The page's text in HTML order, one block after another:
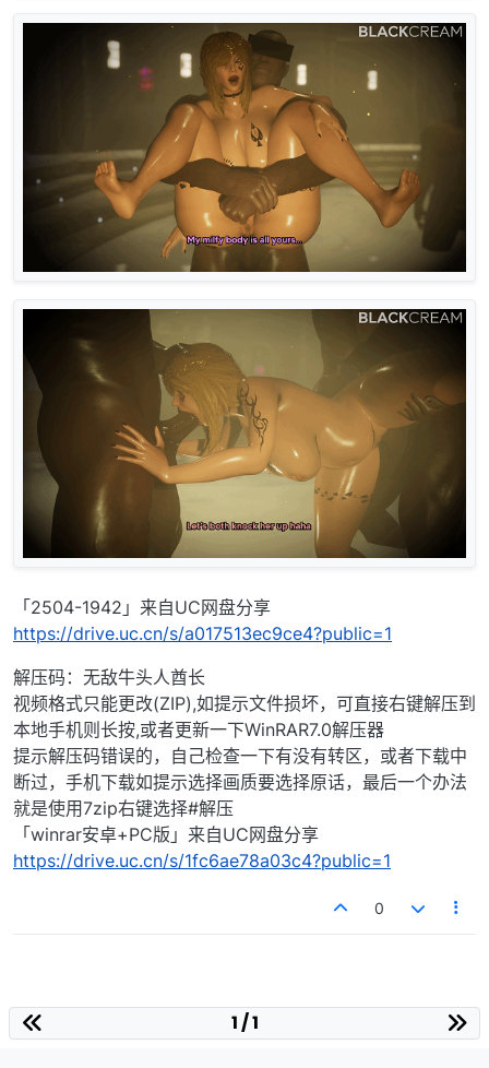
「2504-1942」来自UC网盘分享
https://drive.uc.cn/s/a017513ec9ce4?public=1
解压码：无敌牛头人酋长
视频格式只能更改(ZIP),如提示文件损坏，可直接右键解压到
本地手机则长按,或者更新一下WinRAR7.0解压器
提示解压码错误的，自己检查一下有没有转区，或者下载中
断过，手机下载如提示选择画质要选择原话，最后一个办法
就是使用7zip右键选择#解压
「winrar安卓+PC版」来自UC网盘分享
https://drive.uc.cn/s/1fc6ae78a03c4?public=1
0
1 / 1